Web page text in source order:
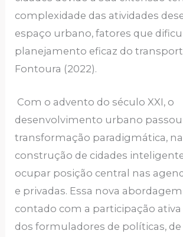
complexidade das atividades
espaço urbano, fatores que
planejamento eficaz do
Fontoura (2022).
Com o advento do século XXI, o
desenvolvimento urbano
transformação paradigmática,
construção de cidades
ocupar posição central nas
e privadas. Essa nova
contado com a participação
dos formuladores de políticas,